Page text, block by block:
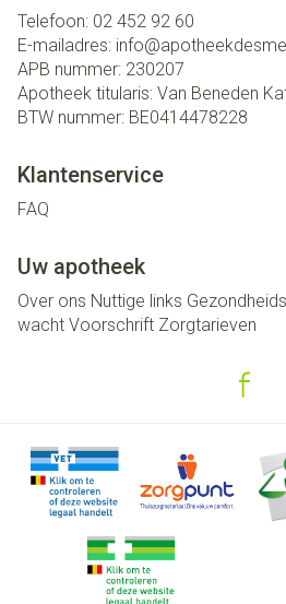
Telefoon: 02 452 92 60
E-mailadres: info@
APB nummer: 230207
Apotheek titularis: Van Beneden
BTW nummer: BE0414478228
Klantenservice
FAQ
Uw apotheek
Over ons Nuttige links
wacht Voorschrift Zorgtarieven